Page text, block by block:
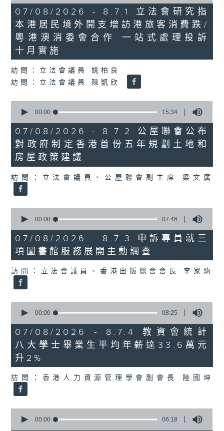
29
minutes,
37
seconds
07/08/2026 - 8.7.1 立法會研究指
本港居民境外開支增訪港旅客消費跌/
粵港澳消委會合作 一站式處理投訴
十月實施
訪問：立法會議員 姚柏良
訪問：立法會議員 陳凱欣
seconds
15
minutes,
34
seconds
00:00 15:34
07/08/2026 - 8.7.2 公屋聯會公布
對政府制定香港首份五年規劃土地和
房屋政策建議
訪問：立法會議員、公屋聯會副主席 梁文廣
seconds
7
minutes,
46
seconds
00:00 07:46
07/08/2026 - 8.7.3 申訴專員就三
項圖書館服務展開主動調查
訪問：立法會議員、香港出版總會會長 李家駒
seconds
8
minutes,
25
seconds
00:00 08:25
07/08/2026 - 8.7.4 教資會統計
八大學士畢業生平均年薪達33.6萬元
升2%
訪問：香港人力資源管理學會副會長 陸國坤
seconds
00:00 06:18